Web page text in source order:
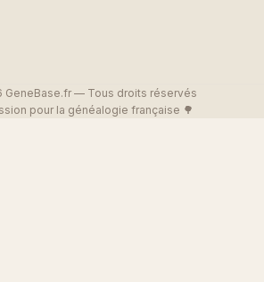
GeneBase.fr — Tous droits réservés
pour la généalogie française 🌳